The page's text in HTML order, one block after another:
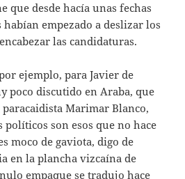
que desde hacía unas fechas
empezado a deslizar los
las candidaturas.
ejemplo, para Javier de
poco discutido en Araba, que
Marimar Blanco,
son esos que no hace
moco de gaviota, digo de
en la plancha vizcaína de
empaque se tradujo hace